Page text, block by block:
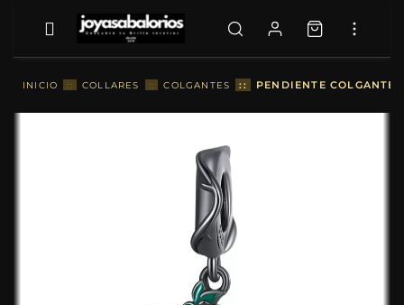
INICIO :: COLLARES :: COLGANTES :: PENDIENTE COLGANTE